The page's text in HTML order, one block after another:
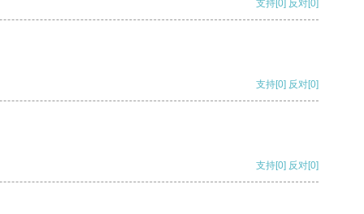
支持[0] 反对[0]
支持[0] 反对[0]
支持[0] 反对[0]